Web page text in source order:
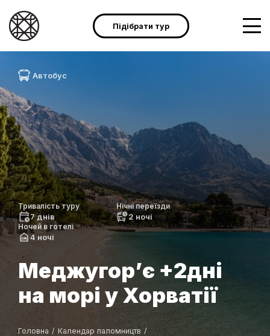
Підібрати тур
Автобус
Тривалість туру
7 днів
Нічні переїзди
2 ночі
Ночей в готелі
4 ночі
Меджугорʼє +2дні
на морі у Хорватії
Головна / Календар паломництв /